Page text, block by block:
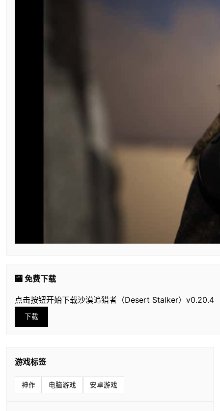
🏧 免费下载
点击按钮开始下载沙漠追猎者（Desert Stalker）v0.20.4
下载
游戏标签
神作 电脑游戏 安卓游戏